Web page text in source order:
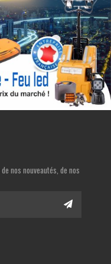
nos nouveautés, de nos